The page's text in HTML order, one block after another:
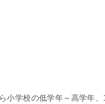
小学校の低学年～高学年